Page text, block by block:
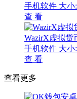
手机软件 大小
查 看
WazirX虚拟货
手机软件 大小
查 看
查看更多